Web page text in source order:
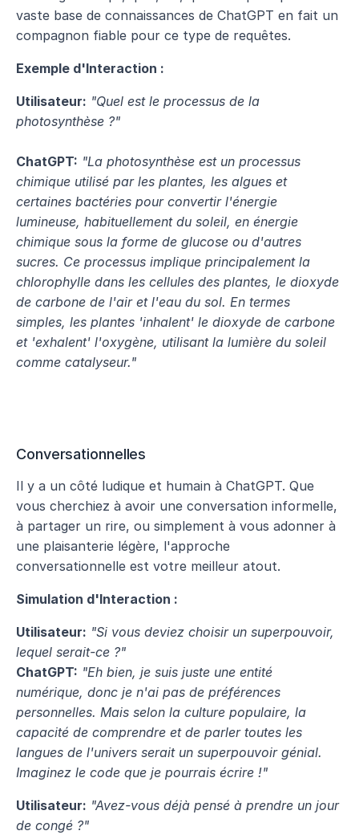
vaste base de connaissances de ChatGPT en fait un
compagnon fiable pour ce type de requêtes.
Exemple d'Interaction :
Utilisateur: "Quel est le processus de la
photosynthèse ?"
ChatGPT: "La photosynthèse est un processus
chimique utilisé par les plantes, les algues et
certaines bactéries pour convertir l'énergie
lumineuse, habituellement du soleil, en énergie
chimique sous la forme de glucose ou d'autres
sucres. Ce processus implique principalement la
chlorophylle dans les cellules des plantes, le dioxyde
de carbone de l'air et l'eau du sol. En termes
simples, les plantes 'inhalent' le dioxyde de carbone
et 'exhalent' l'oxygène, utilisant la lumière du soleil
comme catalyseur."
Conversationnelles
Il y a un côté ludique et humain à ChatGPT. Que
vous cherchiez à avoir une conversation informelle,
à partager un rire, ou simplement à vous adonner à
une plaisanterie légère, l'approche
conversationnelle est votre meilleur atout.
Simulation d'Interaction :
Utilisateur: "Si vous deviez choisir un superpouvoir,
lequel serait-ce ?"
ChatGPT: "Eh bien, je suis juste une entité
numérique, donc je n'ai pas de préférences
personnelles. Mais selon la culture populaire, la
capacité de comprendre et de parler toutes les
langues de l'univers serait un superpouvoir génial.
Imaginez le code que je pourrais écrire !"
Utilisateur: "Avez-vous déjà pensé à prendre un jour
de congé ?"